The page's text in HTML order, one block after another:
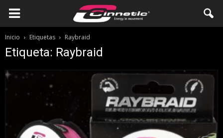
Inicio Etiquetas Raybraid
Etiqueta: Raybraid